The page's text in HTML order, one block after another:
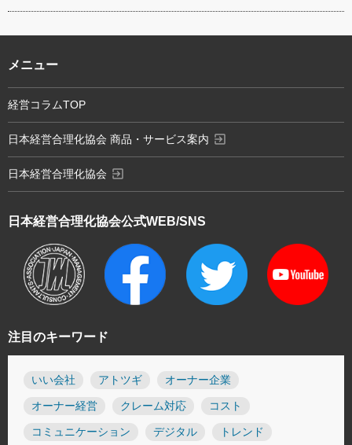
注目のキーワード
いい会社 アトツギ オーナー企業
オーナー経営 クレーム対応 コスト
コミュニケーション デジタル トレンド
日本経営合理化協会公式WEB/SNS
メニュー
経営コラムTOP
日本経営合理化協会 商品・サービス案内 exit_to_app
日本経営合理化協会 exit_to_app